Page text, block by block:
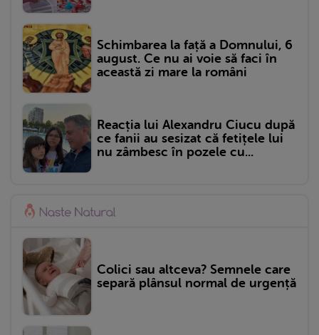
Schimbarea la față a Domnului, 6
august. Ce nu ai voie să faci în
această zi mare la români
Reacția lui Alexandru Ciucu după
ce fanii au sesizat că fetițele lui
nu zâmbesc în pozele cu...
Colici sau altceva? Semnele care
separă plânsul normal de urgență